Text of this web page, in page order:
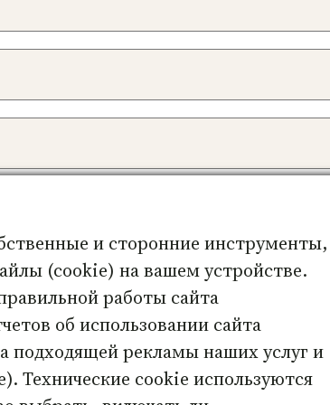
для последующих моих
Узнайте, как обрабатываются ваши
и сторонние инструменты,
(cookie) на вашем устройстве.
работы сайта
об использовании сайта
подходящей рекламы наших услуг и
Технические cookie используются